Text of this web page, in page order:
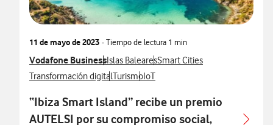
11 de mayo de 2023 - Tiempo de lectura 1 min
Ver más notas de prensa relacionados con
Vodafone BusinessVer más notas de prensa relacionados con
Islas BalearesVer más notas de prensa
Smart Cities
Ver más notas de prensa relacionados con
Transformación digitalVer más notas de prensa relacionados con
TurismoVer más notas de prensa
IoT
“Ibiza Smart Island” recibe un premio
AUTELSI por su compromiso social,